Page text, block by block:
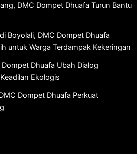
DMC Dompet Dhuafa Turun Bantu
Boyolali, DMC Dompet Dhuafa
untuk Warga Terdampak Kekeringan
Dhuafa Ubah Dialog
Ekologis
Dompet Dhuafa Perkuat